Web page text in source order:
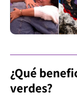
¿Qué
verdes?